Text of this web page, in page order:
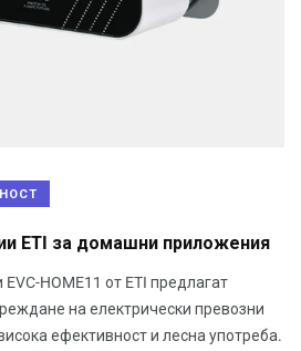
ETI за домашни приложения
HOME11 от ETI предлагат
на електрически превозни
ефективност и лесна употреба.